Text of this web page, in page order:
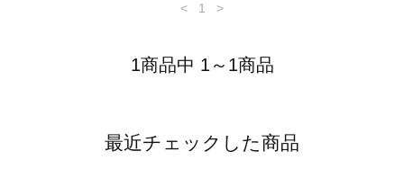
< 1 >
1商品中 1～1商品
最近チェックした商品